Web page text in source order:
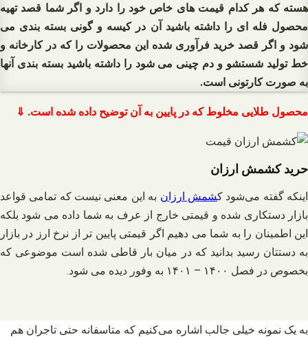
هسته که هر کدام قیمت های خاص خود را دارد و اگر شما قصد تهیه
محصول فله ای را داشته باشید آن در کیسه و گونی بسته‌ بندی می‌
شود و اگر قصد خرید فرآوری شده این محصولات را که در کارخانه و
خط تولید شستشو و دم چینی می شود را داشته باشید بسته بندی آنها
به صورت کارتونی است.
محصول طلایی مخلوط که در پایین به آن توضیح داده شده است. ⇓
حرید کشمش ارزان
اینکه گفته می‌شود کشمش ارزان به این معنی نیست که تمامی قواعد
بازار دستکاری شده و قیمتی خارج از عرف به شما داده می شود بلکه
این اطمینان را به شما می دهیم اگر قیمتی پایین تر از نرخ ارز در بازار
به دستتان رسید بدانید که در میان بار قاطی شده است موضوعی که
بخصوص در فصل ۱۴۰۰ – ۱۴۰۱ به وفور دیده می شود.
به یک نمونه خیلی جالب اشاره می‌کنیم که متاسفانه حتی تاجران هم